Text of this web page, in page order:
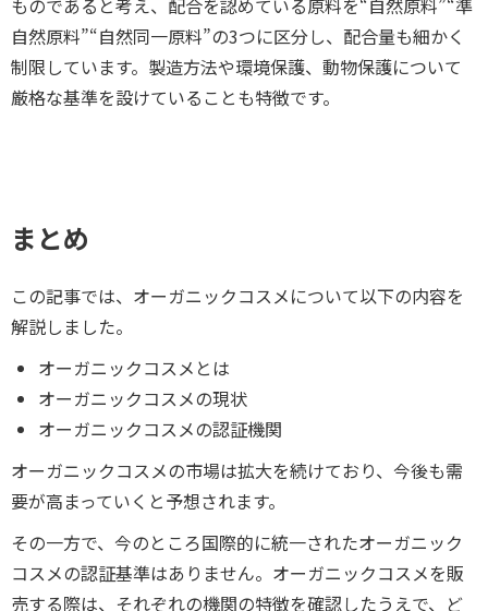
ものであると考え、配合を認めている原料を“自然原料”“準
自然原料”“自然同一原料”の3つに区分し、配合量も細かく
制限しています。製造方法や環境保護、動物保護について
厳格な基準を設けていることも特徴です。
まとめ
この記事では、オーガニックコスメについて以下の内容を
解説しました。
オーガニックコスメとは
オーガニックコスメの現状
オーガニックコスメの認証機関
オーガニックコスメの市場は拡大を続けており、今後も需
要が高まっていくと予想されます。
その一方で、今のところ国際的に統一されたオーガニック
コスメの認証基準はありません。オーガニックコスメを販
売する際は、それぞれの機関の特徴を確認したうえで、ど